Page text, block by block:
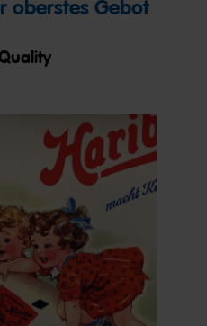
oberstes Gebot